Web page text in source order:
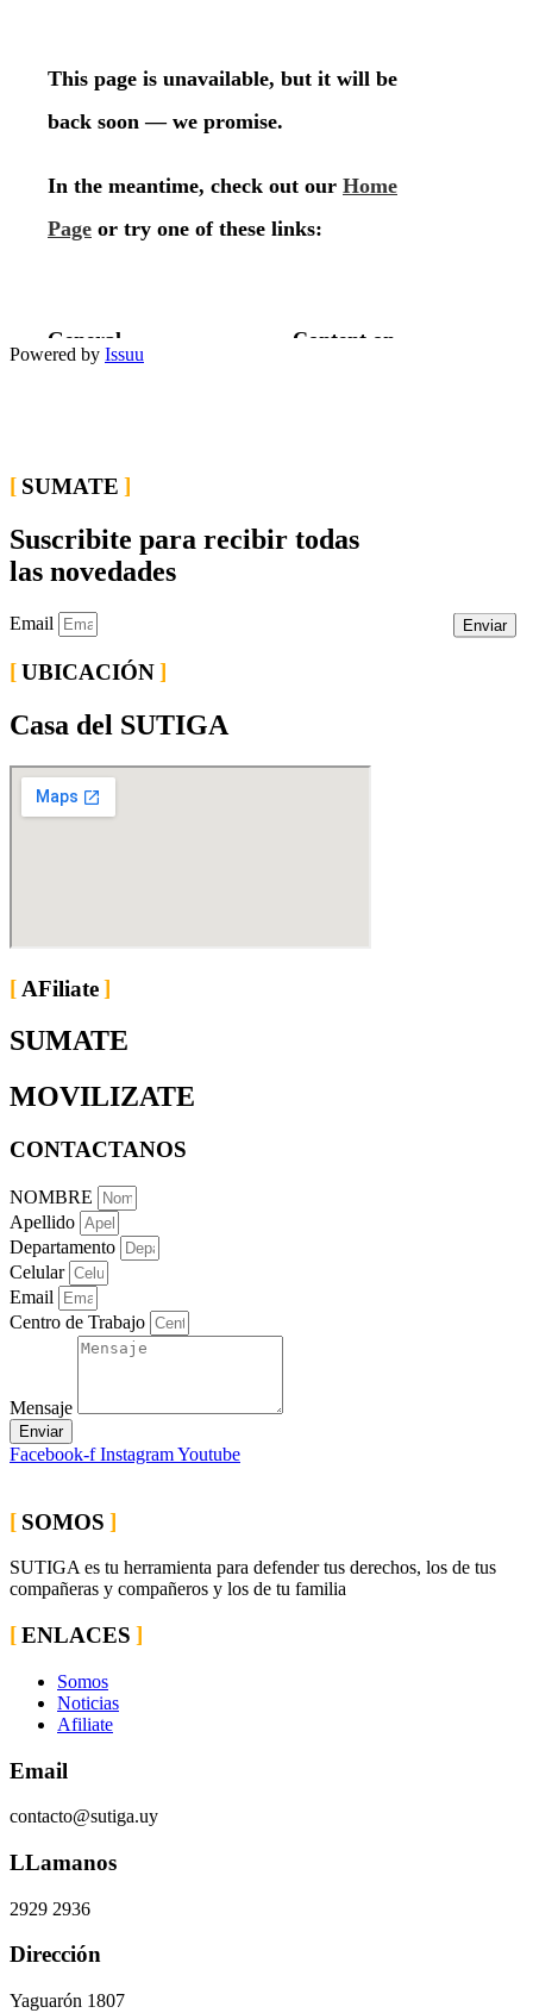
Powered by Issuu
SUMATE
Suscribite para recibir todas
las novedades
Email Enviar
UBICACIÓN
Casa del SUTIGA
AFiliate
SUMATE
MOVILIZATE
CONTACTANOS
NOMBRE
Apellido
Departamento
Celular
Email
Centro de Trabajo
Mensaje
Enviar
Facebook-f InstagramYoutube
SOMOS
SUTIGA es tu herramienta para defender tus derechos, los de tus
compañeras y compañeros y los de tu familia
ENLACES
Somos
Noticias
Afiliate
Email
contacto@sutiga.uy
LLamanos
2929 2936
Dirección
Yaguarón 1807